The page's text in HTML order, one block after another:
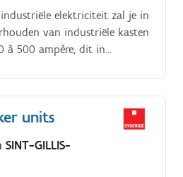
elektriciteit zal je in
van industriële kasten
à 500 ampère, dit in
vervang je kabels waar nodig
Naast
word je verantwoordelijk
acute storingen Je gaat op
de diagnose en lost deze
efficiënt op Bovendien sta
units
SINT-GILLIS-